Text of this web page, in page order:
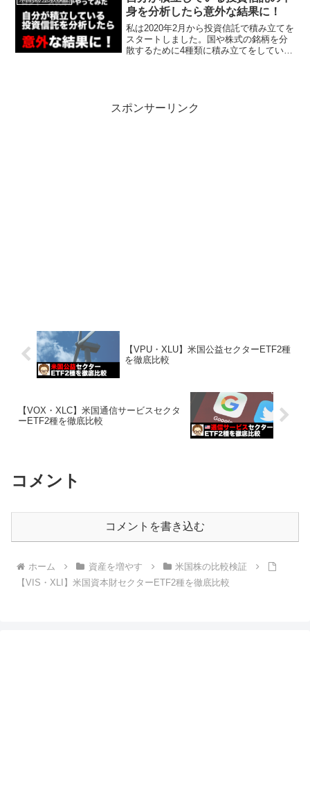
身を分析したら意外な結果に！
私は2020年2月から投資信託で積み立てを
スタートしました。国や株式の銘柄を分
散するために4種類に積み立てをしていま
スポンサーリンク
【VPU・XLU】米国公益セクターETF2種
を徹底比較
【VOX・XLC】米国通信サービスセクタ
ーETF2種を徹底比較
コメント
コメントを書き込む
ホーム 資産を増やす
米国株の比較検証
【VIS・XLI】米国資本財セクターETF2種を徹底比較